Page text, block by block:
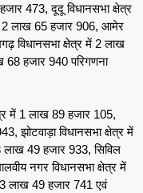
473, दूदू विधानसभा क्षेत्र
2 लाख 65 हजार 906, आमेर
विधानसभा क्षेत्र में 2 लाख
68 हजार 940 परिगणना
में 1 लाख 89 हजार 105,
झोटवाड़ा विधानसभा क्षेत्र में
49 हजार 933, सिविल
नगर विधानसभा क्षेत्र में
लाख 49 हजार 741 एवं